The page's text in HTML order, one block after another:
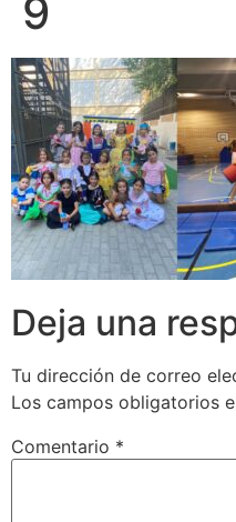
9
Deja una
Tu dirección de correo
Los campos obligatorios
Comentario *